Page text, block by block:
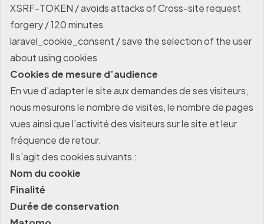
XSRF-TOKEN / avoids attacks of Cross-site request
forgery / 120 minutes
laravel_cookie_consent / save the selection of the user
about using cookies
Cookies de mesure d’audience
En vue d’adapter le site aux demandes de ses visiteurs,
nous mesurons le nombre de visites, le nombre de pages
vues ainsi que l’activité des visiteurs sur le site et leur
fréquence de retour.
Il s’agit des cookies suivants :
Nom du cookie
Finalité
Durée de conservation